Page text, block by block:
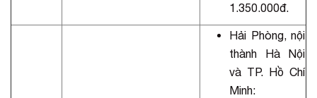
1.350.000đ.
Hải Phòng, nội
thành Hà Nội
và TP. Hồ Chí
Minh: